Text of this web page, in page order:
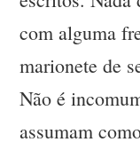
com alguma
marionete de
Não é
assumam